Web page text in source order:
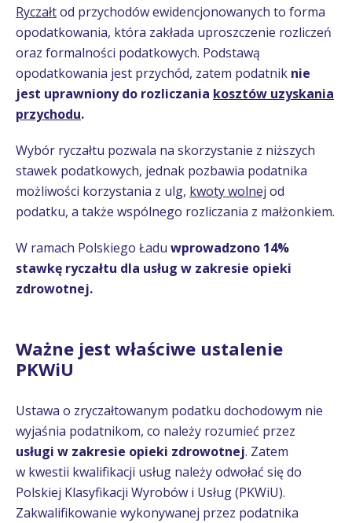
Ryczałtod przychodów ewidencjonowanych to forma
opodatkowania, która zakłada uproszczenie rozliczeń
oraz formalności podatkowych. Podstawą
opodatkowania jest przychód, zatem podatnik nie
jest uprawniony do rozliczania kosztów uzyskania
przychodu.
Wybór ryczałtu pozwala na skorzystanie z niższych
stawek podatkowych, jednak pozbawia podatnika
możliwości korzystania z ulg, kwoty wolnej od
podatku, a także wspólnego rozliczania z małżonkiem.
W ramach Polskiego Ładu wprowadzono 14%
stawkę ryczałtu dla usług w zakresie opieki
zdrowotnej.
Ważne jest właściwe ustalenie
PKWiU
Ustawa o zryczałtowanym podatku dochodowym nie
wyjaśnia podatnikom, co należy rozumieć przez
usługi w zakresie opieki zdrowotnej. Zatem
w kwestii kwalifikacji usług należy odwołać się do
Polskiej Klasyfikacji Wyrobów i Usług (PKWiU).
Zakwalifikowanie wykonywanej przez podatnika